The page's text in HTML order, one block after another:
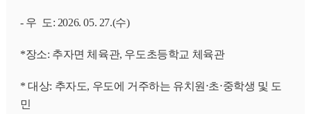
- 우  도: 2026. 05. 27.(수)
*장소: 추자면 체육관, 우도초등학교 체육관
* 대상: 추자도, 우도에 거주하는 유치원⋅초⋅중학생 및 도
민